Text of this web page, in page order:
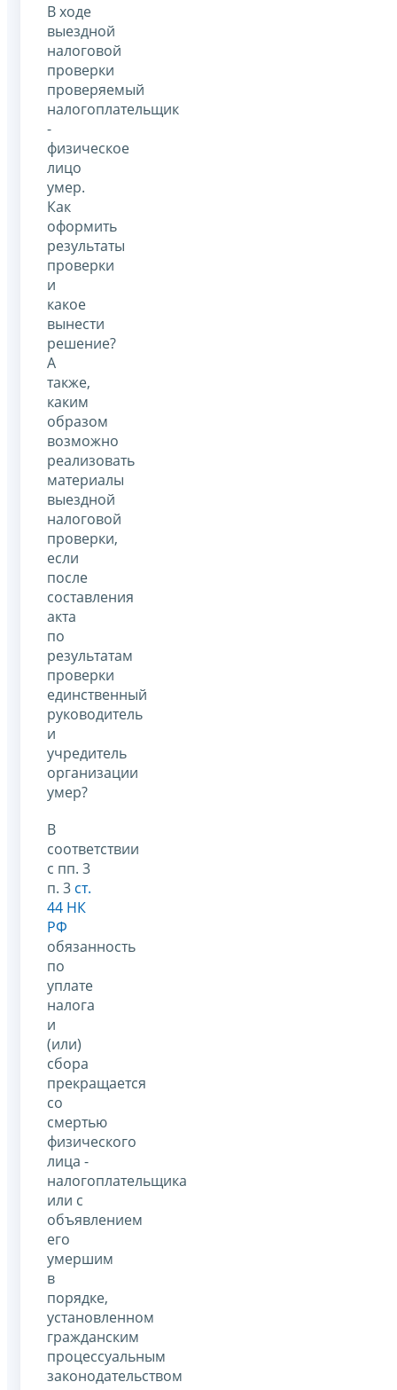
В ходе
выездной
налоговой
проверки
проверяемый
налогоплательщик
-
физическое
лицо
умер.
Как
оформить
результаты
проверки
и
какое
вынести
решение?
А
также,
каким
образом
возможно
реализовать
материалы
выездной
налоговой
проверки,
если
после
составления
акта
по
результатам
проверки
единственный
руководитель
и
учредитель
организации
умер?
В
соответствии
с пп. 3
п. 3 ст.
44 НК
РФ
обязанность
по
уплате
налога
и
(или)
сбора
прекращается
со
смертью
физического
лица -
налогоплательщика
или с
объявлением
его
умершим
в
порядке,
установленном
гражданским
процессуальным
законодательством